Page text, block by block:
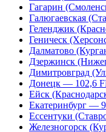
Гагарин
Галюгаевская
Геленджик
Геническ
Далматово
Дзержинск
Димитровград
Донецк — 102,6
Ейск
Екатеринбург —
Ессентуки
Железногорск